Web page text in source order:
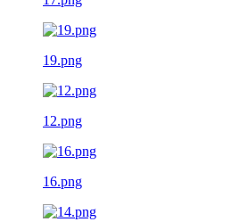
19.png
12.png
16.png